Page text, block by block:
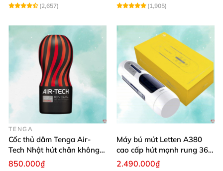
(2,657)
(1,905)
TENGA
Cốc thủ dâm Tenga Air-
Tech Nhật hút chân không
cực đã
850.000₫
Máy bú mút Letten A380
cao cấp hút mạnh rung 360
độ
2.490.000₫